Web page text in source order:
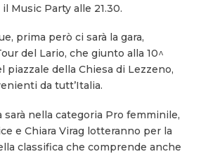
Music Party alle 21.30.
prima però ci sarà la gara,
del Lario, che giunto alla 10^
piazzale della Chiesa di Lezzeno,
da tutt’Italia.
sarà nella categoria Pro femminile,
e Chiara Virag lotteranno per la
classifica che comprende anche